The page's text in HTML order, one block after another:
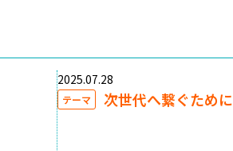
2025.07.28
テーマ 次世代へ繋ぐために